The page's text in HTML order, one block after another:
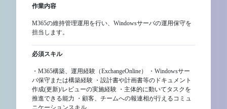
作業内容
M365の維持管理運用を行い、Windowsサーバの運用保守を
担当します。
必須スキル
・M365構築、運用経験（ExchangeOnline） ・Windowsサー
バ保守または構築経験 ・設計書や計画書等のドキュメント
作成(更新)/レビューの実施経験 ・主体的に動いてタスクを
推進できる能力 ・顧客、チームへの報連相が行えるコミュ
ニケーションスキル